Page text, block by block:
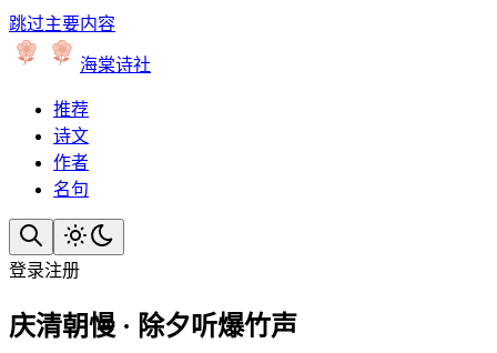
跳过主要内容
海棠诗社
推荐
诗文
作者
名句
登录注册
庆清朝慢 · 除夕听爆竹声